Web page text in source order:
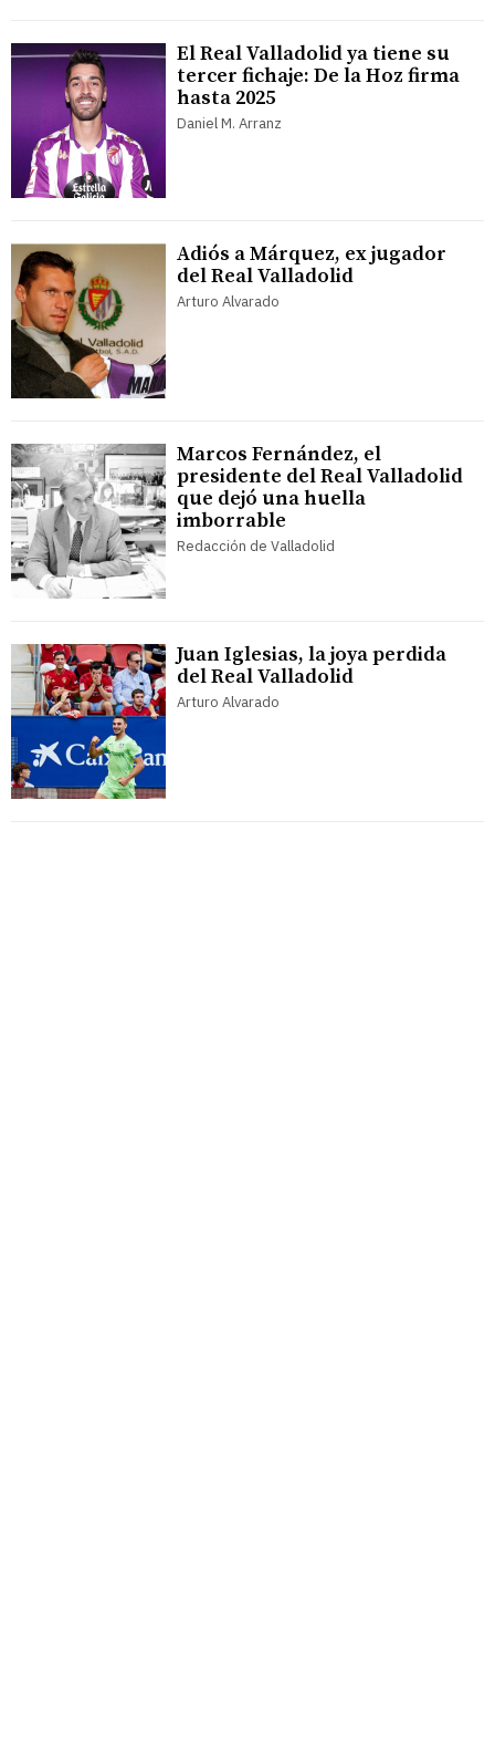
El Real Valladolid ya tiene su
tercer fichaje: De la Hoz firma
hasta 2025
Daniel M. Arranz
Adiós a Márquez, ex jugador
del Real Valladolid
Arturo Alvarado
Marcos Fernández, el
presidente del Real Valladolid
que dejó una huella
imborrable
Redacción de Valladolid
Juan Iglesias, la joya perdida
del Real Valladolid
Arturo Alvarado